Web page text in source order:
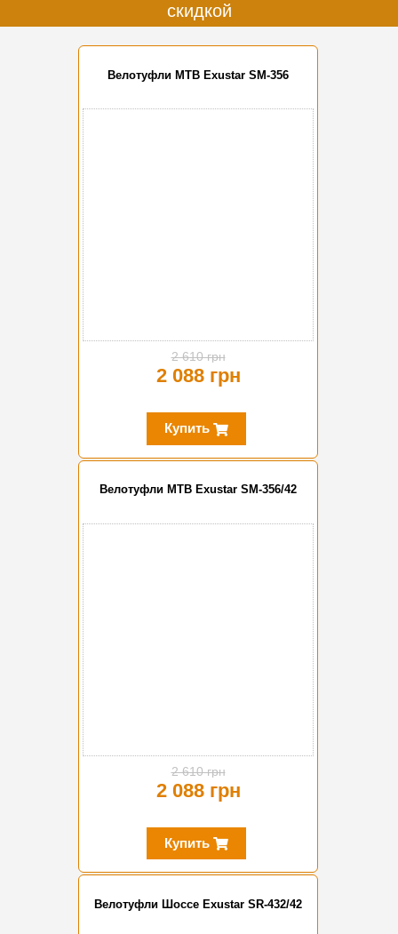
скидкой
Велотуфли MTB Exustar SM-356
2 610 грн
2 088 грн
Купить
Велотуфли MTB Exustar SM-356/42
2 610 грн
2 088 грн
Купить
Велотуфли Шоссе Exustar SR-432/42